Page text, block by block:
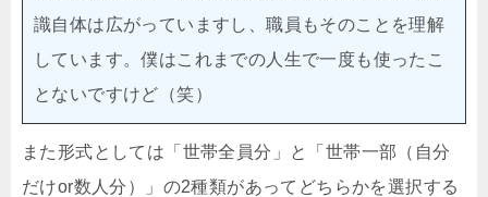
識自体は広がっていますし、職員もそのことを理解
しています。僕はこれまでの人生で一度も使ったこ
とないですけど（笑）
また形式としては「世帯全員分」と「世帯一部（自分
だけor数人分）」の2種類があってどちらかを選択する